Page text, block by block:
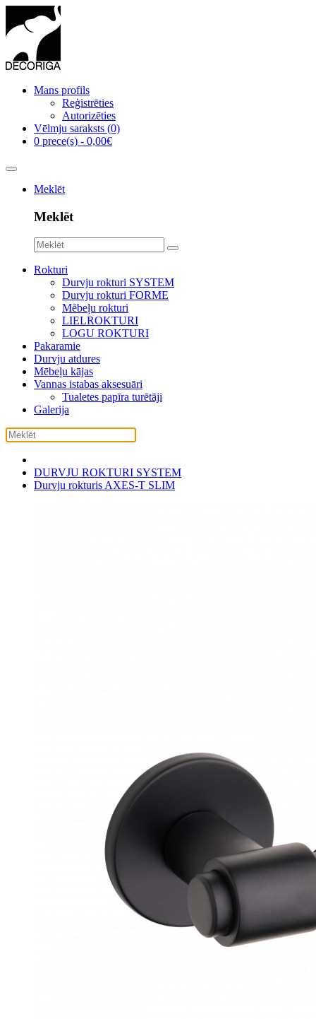
Mans profils
Reģistrēties
Autorizēties
Vēlmju saraksts (0)
0 prece(s) - 0,00€
Meklēt
Meklēt
Rokturi
Durvju rokturi SYSTEM
Durvju rokturi FORME
Mēbeļu rokturi
LIELROKTURI
LOGU ROKTURI
Pakaramie
Durvju atdures
Mēbeļu kājas
Vannas istabas aksesuāri
Tualetes papīra turētāji
Galerija
DURVJU ROKTURI SYSTEM
Durvju rokturis AXES-T SLIM